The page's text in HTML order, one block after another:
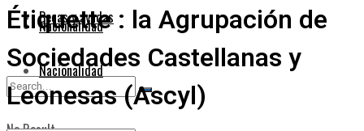
Nacionalidad
Becas y ayudas
Nacionalidad
Étiquette : la Agrupación de
Sociedades Castellanas y
Leonesas (Ascyl)